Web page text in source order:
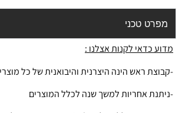
מפרט טכני
מדוע כדאי לקנות אצלנו :
-קבוצת ראש הינה היצרנית והיבואנית של כל
-ניתנת אחריות למשך שנה לכלל המוצרים